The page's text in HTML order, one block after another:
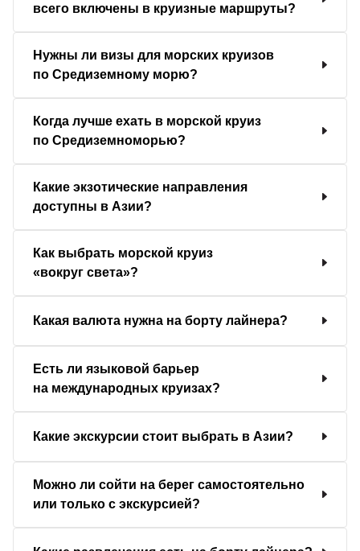
всего включены в круизные маршруты?
Нужны ли визы для морских круизов
по Средиземному морю?
Когда лучше ехать в морской круиз
по Средиземноморью?
Какие экзотические направления
доступны в Азии?
Как выбрать морской круиз
«вокруг света»?
Какая валюта нужна на борту лайнера?
Есть ли языковой барьер
на международных круизах?
Какие экскурсии стоит выбрать в Азии?
Можно ли сойти на берег самостоятельно
или только с экскурсией?